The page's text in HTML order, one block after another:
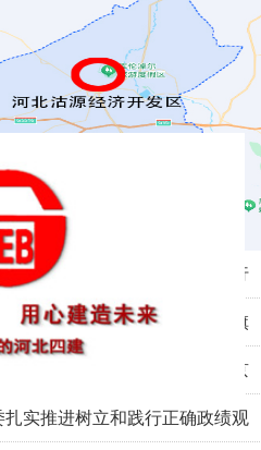
理论学习中心组开展树立和践行
德兰明海项目部喜获业主锦旗
筑业协会会长梁军一行到宁晋京
实推进树立和践行正确政绩观